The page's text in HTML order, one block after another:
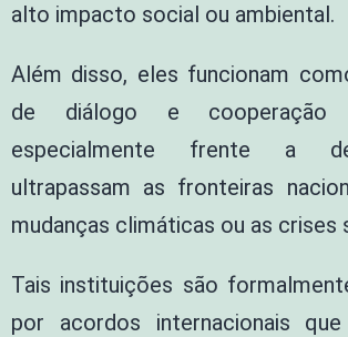
alto impacto social ou ambiental.
Além disso, eles funcionam
de diálogo e cooperação
especialmente frente a
ultrapassam as fronteiras
mudanças climáticas ou as crises
Tais instituições são
por acordos internacionais